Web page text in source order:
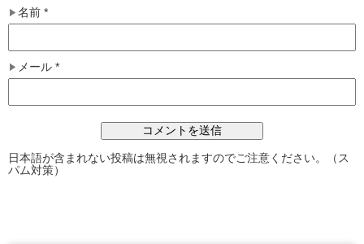
名前 *
メール *
日本語が含まれない投稿は無視されますのでご注意ください。（ス
パム対策）